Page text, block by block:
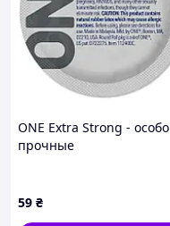
ONE Extra Strong - особо
прочные
59 ₴